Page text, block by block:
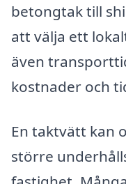
betongtak till
att välja ett
även
kostnader och
En taktvätt kan
större